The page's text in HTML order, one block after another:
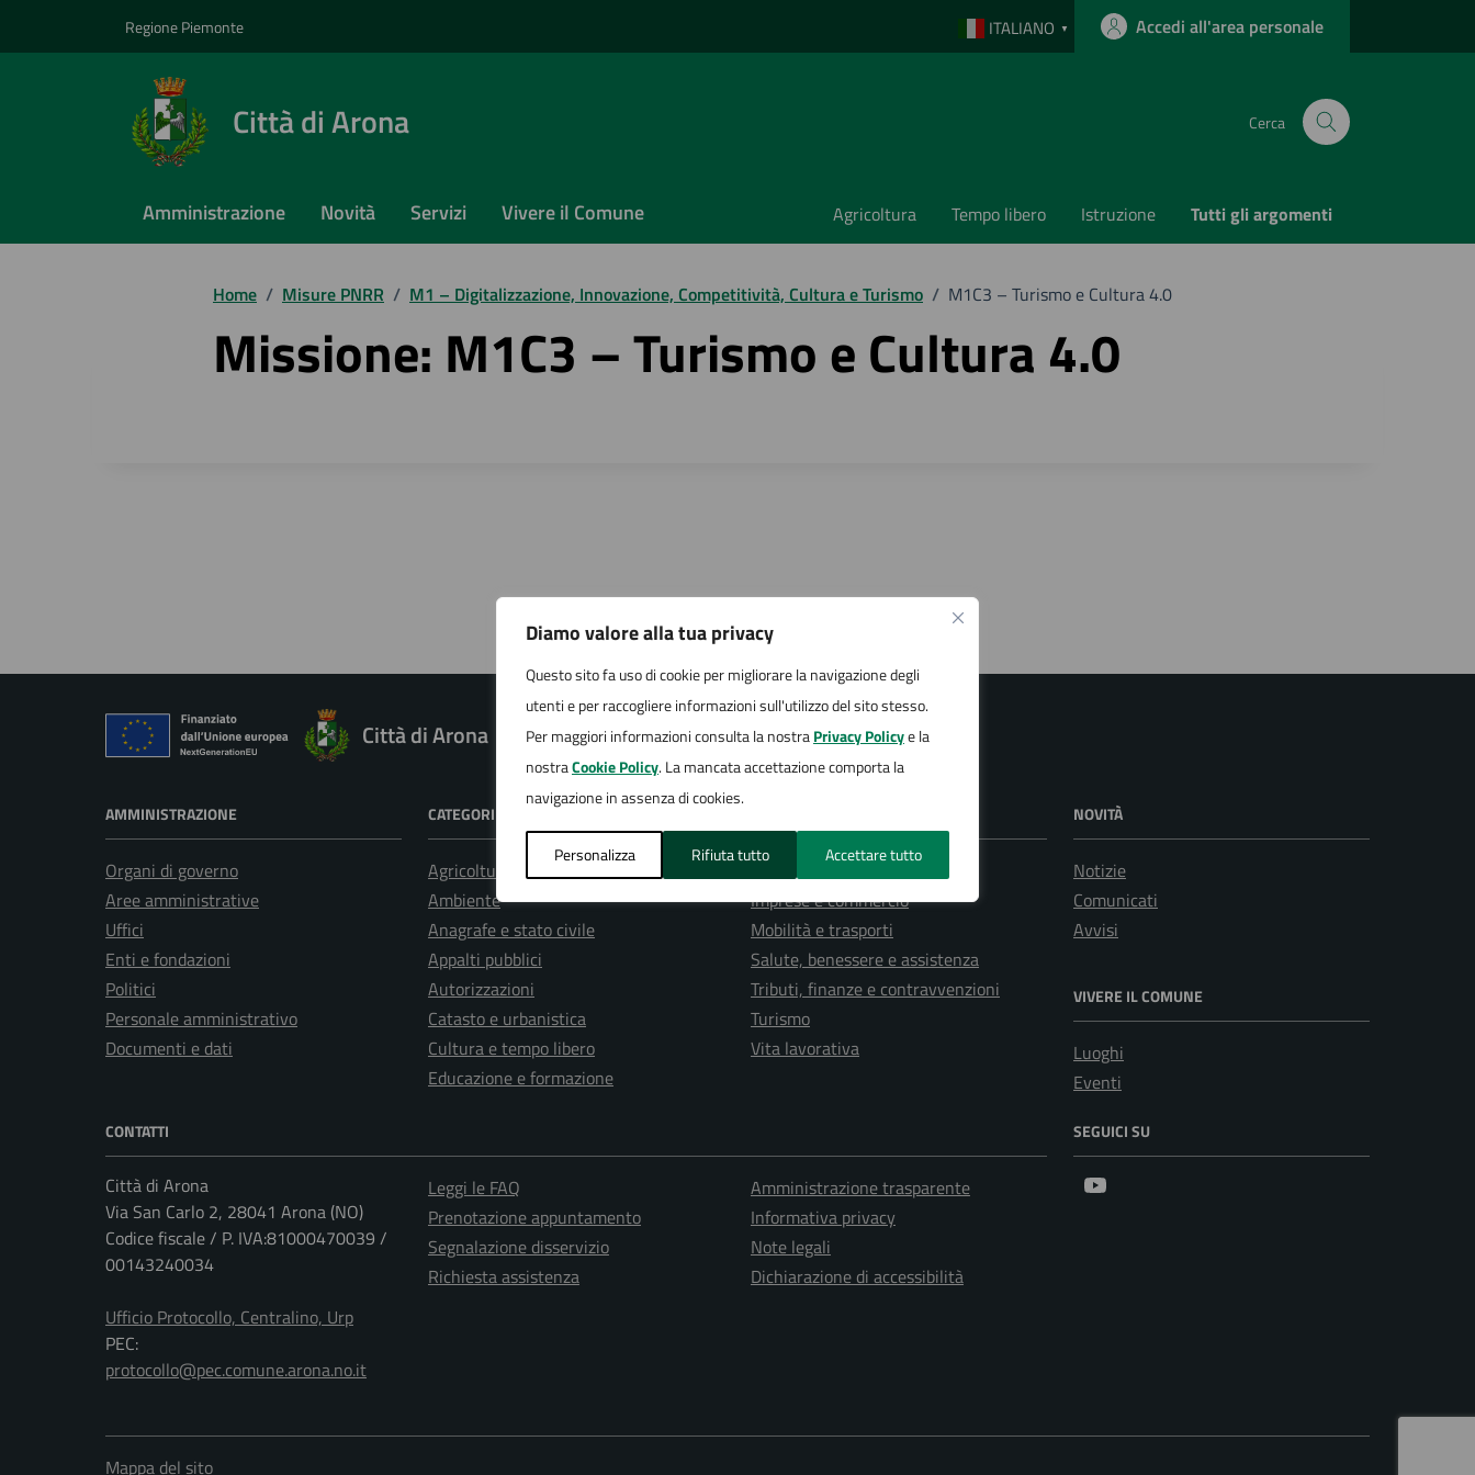
Diamo valore alla tua privacy
Questo sito fa uso di cookie per migliorare la navigazione degli
utenti e per raccogliere informazioni sull'utilizzo del sito stesso.
Per maggiori informazioni consulta la nostraPrivacy Policye la
nostraCookie Policy. La mancata accettazione comporta la
navigazione in assenza di cookies.
Personalizza Rifiuta tutto Accettare tutto
Regione Piemonte ITALIANO ▼ Accedi all'area personale
Città di Arona Cerca
Amministrazione Novità Servizi Vivere il Comune Agricoltura Tempo libero Istruzione Tutti gli argomenti
Home / Misure PNRR / M1 – Digitalizzazione, Innovazione, Competitività, Cultura e Turismo / M1C3 – Turismo e Cultura 4.0
Missione: M1C3 – Turismo e Cultura 4.0
Città di Arona
AMMINISTRAZIONE
Organi di governo
Aree amministrative
Uffici
Enti e fondazioni
Politici
Personale amministrativo
Documenti e dati
CATEGORIE DI SERVIZIO
Agricoltura e pesca
Ambiente
Anagrafe e stato civile
Appalti pubblici
Autorizzazioni
Catasto e urbanistica
Cultura e tempo libero
Educazione e formazione
Giustizia e sicurezza pubblica
Imprese e commercio
Mobilità e trasporti
Salute, benessere e assistenza
Tributi, finanze e contravvenzioni
Turismo
Vita lavorativa
NOVITÀ
Notizie
Comunicati
Avvisi
VIVERE IL COMUNE
Luoghi
Eventi
CONTATTI
Città di Arona
Via San Carlo 2, 28041 Arona (NO)
Codice fiscale / P. IVA:81000470039 /
00143240034
Ufficio Protocollo, Centralino, Urp
PEC:
protocollo@pec.comune.arona.no.it
Leggi le FAQ
Prenotazione appuntamento
Segnalazione disservizio
Richiesta assistenza
Amministrazione trasparente
Informativa privacy
Note legali
Dichiarazione di accessibilità
SEGUICI SU
Mappa del sito